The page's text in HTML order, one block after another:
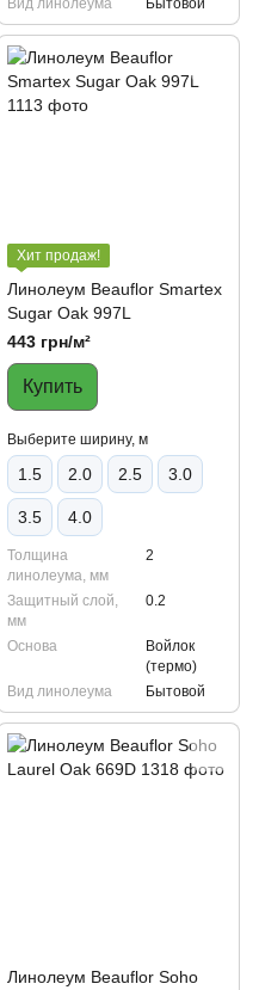
Вид линолеума
Бытовой
Хит продаж!
Линолеум Beauflor Smartex
Sugar Oak 997L
443 грн/м²
Купить
Выберите ширину, м
1.5 2.0 2.5 3.0
3.5 4.0
Толщина
линолеума, мм
2
Защитный слой,
мм
0.2
Основа
Войлок
(термо)
Вид линолеума
Бытовой
Линолеум Beauflor Soho